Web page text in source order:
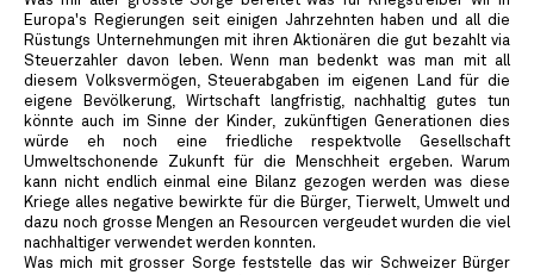
Europa's Regierungen seit einigen Jahrzehnten haben und all die
Rüstungs Unternehmungen mit ihren Aktionären die gut bezahlt via
Steuerzahler davon leben. Wenn man bedenkt was man mit all
diesem Volksvermögen, Steuerabgaben im eigenen Land für die
eigene Bevölkerung, Wirtschaft langfristig, nachhaltig gutes tun
könnte auch im Sinne der Kinder, zukünftigen Generationen dies
würde eh noch eine friedliche respektvolle Gesellschaft
Umweltschonende Zukunft für die Menschheit ergeben. Warum
kann nicht endlich einmal eine Bilanz gezogen werden was diese
Kriege alles negative bewirkte für die Bürger, Tierwelt, Umwelt und
dazu noch grosse Mengen an Resourcen vergeudet wurden die viel
nachhaltiger verwendet werden konnten.
Was mich mit grosser Sorge feststelle das wir Schweizer Bürger